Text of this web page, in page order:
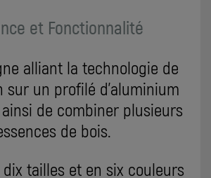
et Fonctionnalité
alliant la technologie de
sur un profilé d’aluminium
de combiner plusieurs
de bois.
dix tailles et en six couleurs